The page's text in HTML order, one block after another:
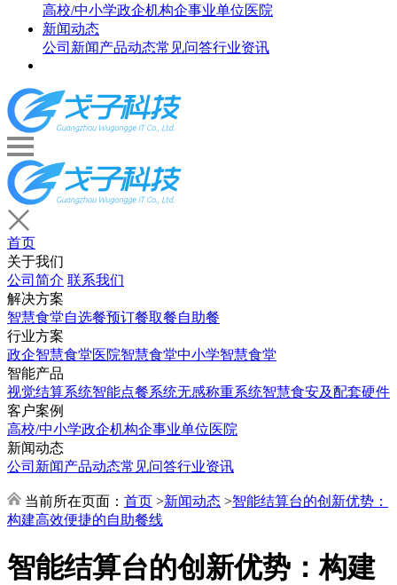
高校/中小学政企机构企事业单位医院
新闻动态
公司新闻产品动态常见问答行业资讯
首页
关于我们
公司简介 联系我们
解决方案
智慧食堂自选餐预订餐取餐自助餐
行业方案
政企智慧食堂医院智慧食堂中小学智慧食堂
智能产品
视觉结算系统智能点餐系统无感称重系统智慧食安及配套硬件
客户案例
高校/中小学政企机构企事业单位医院
新闻动态
公司新闻产品动态常见问答行业资讯
当前所在页面： 首页 >新闻动态 >智能结算台的创新优势：
构建高效便捷的自助餐线
智能结算台的创新优势：构建